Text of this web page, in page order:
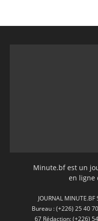
Minute.bf est un
en ligne
JOURNAL
Bureau : (+226) 25 40
67 Rédaction: (+226)